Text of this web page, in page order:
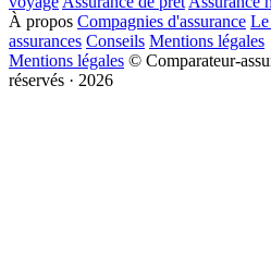
À propos Compagnies d'assurance Le
assurances Conseils Mentions légales
Mentions légales © Comparateur-
réservés · 2026